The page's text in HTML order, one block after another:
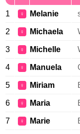
1 ♀ Melanie
2 ♀ Michaela
3 ♀ Michelle
4 ♀ Manuela
5 ♀ Miriam
6 ♀ Maria
7 ♀ Marie